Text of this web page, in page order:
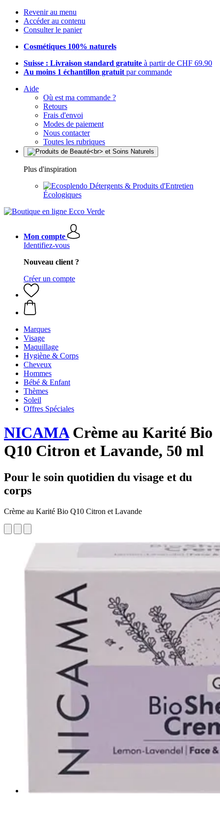
Revenir au menu
Accéder au contenu
Consulter le panier
Cosmétiques 100% naturels
Suisse : Livraison standard gratuite à partir de CHF 69.90
Au moins 1 échantillon gratuit par commande
Aide
Où est ma commande ?
Retours
Frais d'envoi
Modes de paiement
Nous contacter
Toutes les rubriques
Plus d'inspiration
Détergents & Produits d'Entretien
Écologiques
Mon compte
Identifiez-vous
Nouveau client ?
Créer un compte
Marques
Visage
Maquillage
Hygiène & Corps
Cheveux
Hommes
Bébé & Enfant
Thèmes
Soleil
Offres Spéciales
NICAMACrème au Karité Bio
Q10 Citron et Lavande, 50 ml
Pour le soin quotidien du visage et du
corps
Crème au Karité Bio Q10 Citron et Lavande